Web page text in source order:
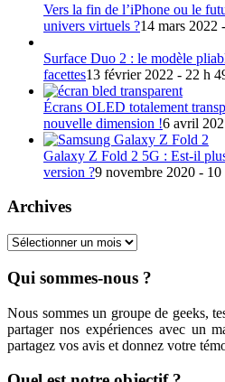
Vers la fin de l’iPhone ou le
univers virtuels ?14 mars 2022
Surface Duo 2 : le modèle
facettes13 février 2022 - 22 h
Écrans OLED totalement
nouvelle dimension !6 avril
Galaxy Z Fold 2 5G : Est-il
version ?9 novembre 2020 - 10
Archives
Archives
Qui sommes-nous ?
Nous sommes un groupe de geeks,
partager nos expériences avec un
partagez vos avis et donnez votre